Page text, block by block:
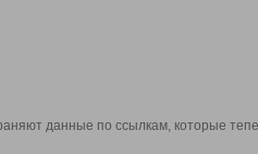
данные по ссылкам, которые